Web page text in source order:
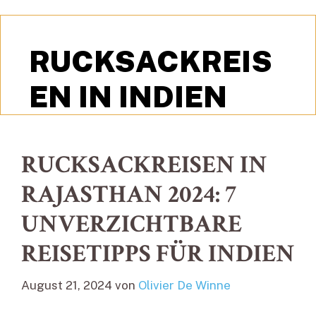
RUCKSACKREIS
EN IN INDIEN
RUCKSACKREISEN IN
RAJASTHAN 2024: 7
UNVERZICHTBARE
REISETIPPS FÜR INDIEN
August 21, 2024 von Olivier De Winne